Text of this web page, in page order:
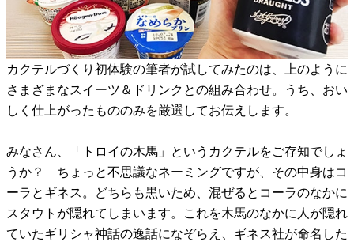
カクテルづくり初体験の筆者が試してみたのは、上のように
さまざまなスイーツ＆ドリンクとの組み合わせ。うち、おい
しく仕上がったもののみを厳選してお伝えします。
みなさん、「トロイの木馬」というカクテルをご存知でしょ
うか？ ちょっと不思議なネーミングですが、その中身はコ
ーラとギネス。どちらも黒いため、混ぜるとコーラのなかに
スタウトが隠れてしまいます。これを木馬のなかに人が隠れ
ていたギリシャ神話の逸話になぞらえ、ギネス社が命名した